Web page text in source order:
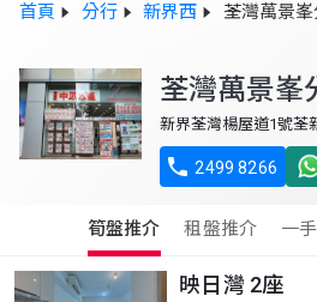
首頁 分行 新界西
荃灣萬景峯
新界荃灣楊屋道1號荃
 2499 8266
筍盤推介 租盤推介 一
映日灣 2座